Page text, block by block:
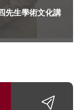
先生學術文化講